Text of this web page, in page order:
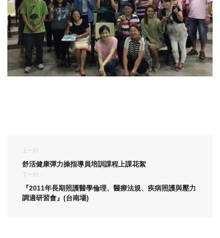
上一則
舒活健康彈力操指導員培訓課程上課花絮
下一則
『2011年長期照護醫學倫理、醫療法規、疾病照護與壓力
調適研習會』(台南場)